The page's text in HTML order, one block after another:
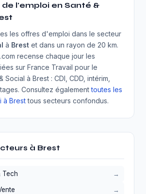
l'emploi en Santé &
les offres d'emploi dans le secteur
à Brest et dans un rayon de 20 km.
recense chaque jour les
sur France Travail pour le
Social à Brest : CDI, CDD, intérim,
Consultez égalementtoutes les
à Bresttous secteurs confondus.
à Brest
Tech